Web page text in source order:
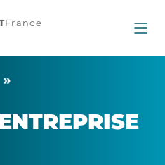
France